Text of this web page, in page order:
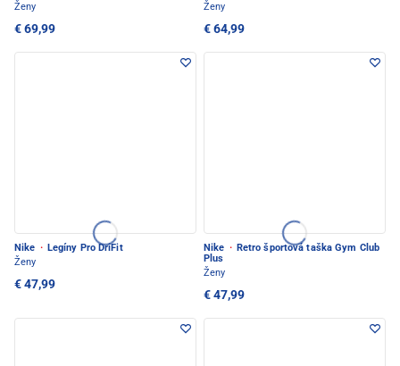
Ženy
€ 69,99
Ženy
€ 64,99
Nike · Legíny Pro DriFit
Ženy
€ 47,99
Nike · Retro športová taška Gym Club
Plus
Ženy
€ 47,99